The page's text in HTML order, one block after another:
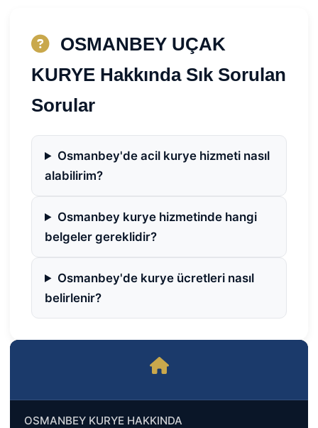
OSMANBEY KURYE HAKKINDA
OSMANBEY UÇAK
KURYE Hakkında Sık Sorulan
Sorular
Osmanbey'de acil kurye hizmeti nasıl
alabilirim?
Osmanbey kurye hizmetinde hangi
belgeler gereklidir?
Osmanbey'de kurye ücretleri nasıl
belirlenir?